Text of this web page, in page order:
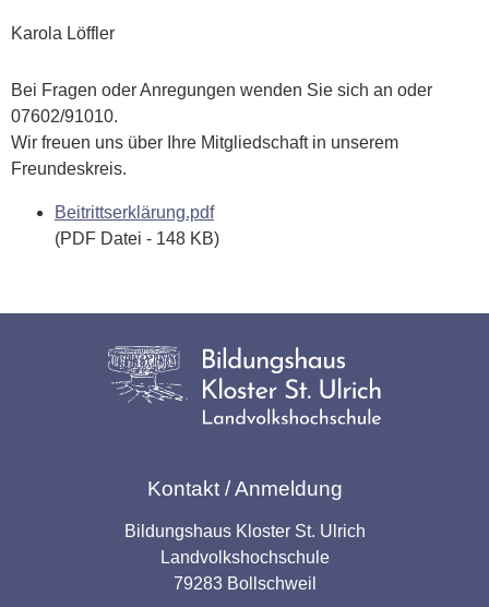
Karola Löffler
Bei Fragen oder Anregungen wenden Sie sich an oder
07602/91010.
Wir freuen uns über Ihre Mitgliedschaft in unserem
Freundeskreis.
Beitrittserklärung.pdf
(PDF Datei - 148 KB)
Kontakt / Anmeldung
Bildungshaus Kloster St. Ulrich
Landvolkshochschule
79283 Bollschweil